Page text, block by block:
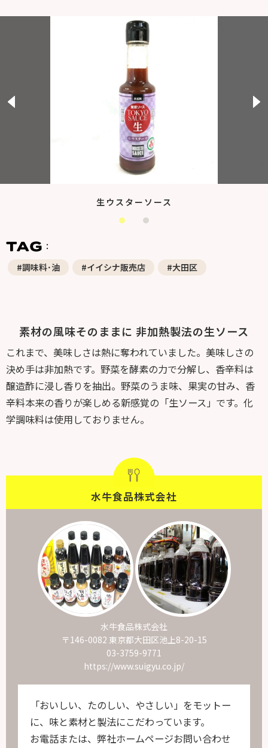
生ウスターソース
#調味料･油 #イイシナ販売店 #大田区
素材の風味そのままに 非加熱製法の生ソース
これまで、美味しさは熱に奪われていました。美味しさの
決め手は非加熱です。野菜を酵素の力で分解し、香辛料は
醸造酢に浸し香りを抽出。野菜のうま味、果実の甘み、香
辛料本来の香りが楽しめる新感覚の「生ソース」です。化
学調味料は使用しておりません。
水牛食品株式会社
水牛食品株式会社
〒146-0082 東京都大田区池上8-20-15
03-3759-9771
https://www.suigyu.co.jp/
「おいしい、たのしい、やさしい」をモットー
に、味と素材と製法にこだわっています。
お電話または、弊社ホームページお問い合わせ